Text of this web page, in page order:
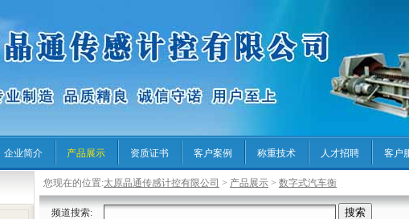
企业简介 产品展示 资质证书 客户案例 称重技术 人才招聘 客户
您现在的位置:太原晶通传感计控有限公司 > 产品展示 > 数字式汽车衡
频道搜索: